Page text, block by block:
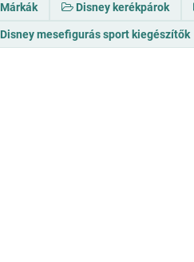
Márkák Disney kerékpárok
Disney mesefigurás sport kiegészítők